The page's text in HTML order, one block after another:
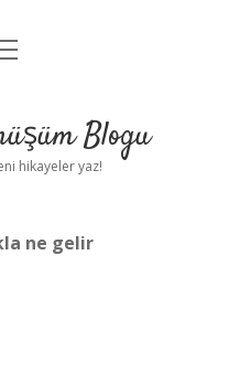
Uyarı Blogu
hikayeler yaz!
ne gelir